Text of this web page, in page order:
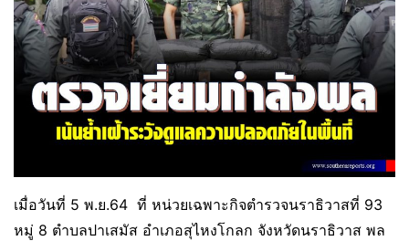
เมื่อวันที่ 5 พ.ย.64 ที่ หน่วยเฉพาะกิจตำรวจนราธิวาสที่ 93
หมู่ 8 ตำบลปาเสมัส อำเภอสุไหงโกลก จังหวัดนราธิวาส พล